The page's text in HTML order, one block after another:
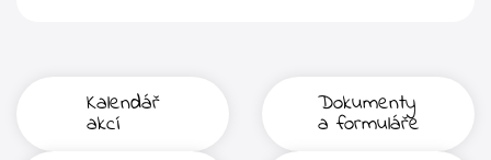
Kalendář
akcí
Dokumenty
a formuláře